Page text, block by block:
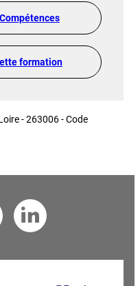
formation
- 263006 - Code